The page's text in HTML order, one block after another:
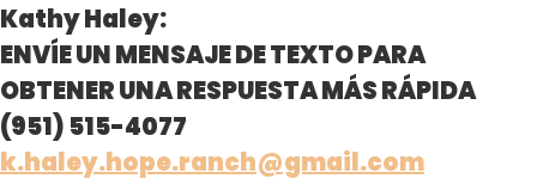
Kathy Haley:
ENVÍE UN MENSAJE DE TEXTO PARA
OBTENER UNA RESPUESTA MÁS RÁPIDA
(951) 515-4077
k.haley.hope.ranch@gmail.com